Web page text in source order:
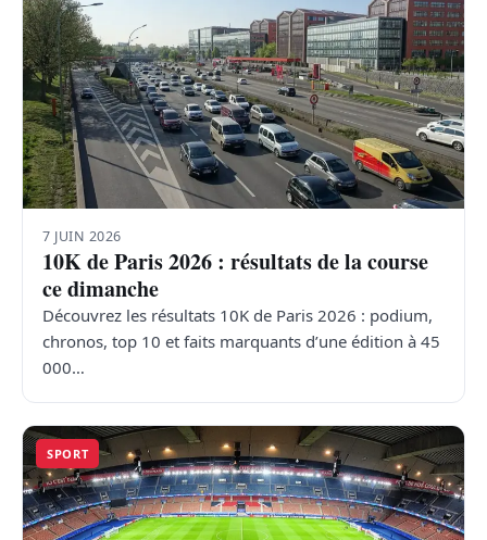
7 JUIN 2026
10K de Paris 2026 : résultats de la course
ce dimanche
Découvrez les résultats 10K de Paris 2026 : podium,
chronos, top 10 et faits marquants d’une édition à 45
000…
SPORT